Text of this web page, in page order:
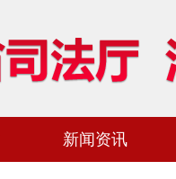
新闻资讯